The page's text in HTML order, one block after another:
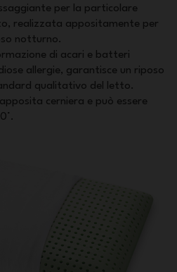
per la particolare
realizzata appositamente per
notturno.
di acari e batteri
allergie, garantisce un riposo
qualitativo del letto.
cerniera e può essere